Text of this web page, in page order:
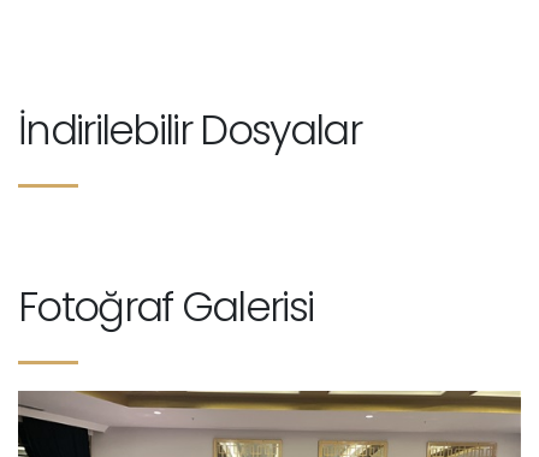
İndirilebilir Dosyalar
Fotoğraf Galerisi